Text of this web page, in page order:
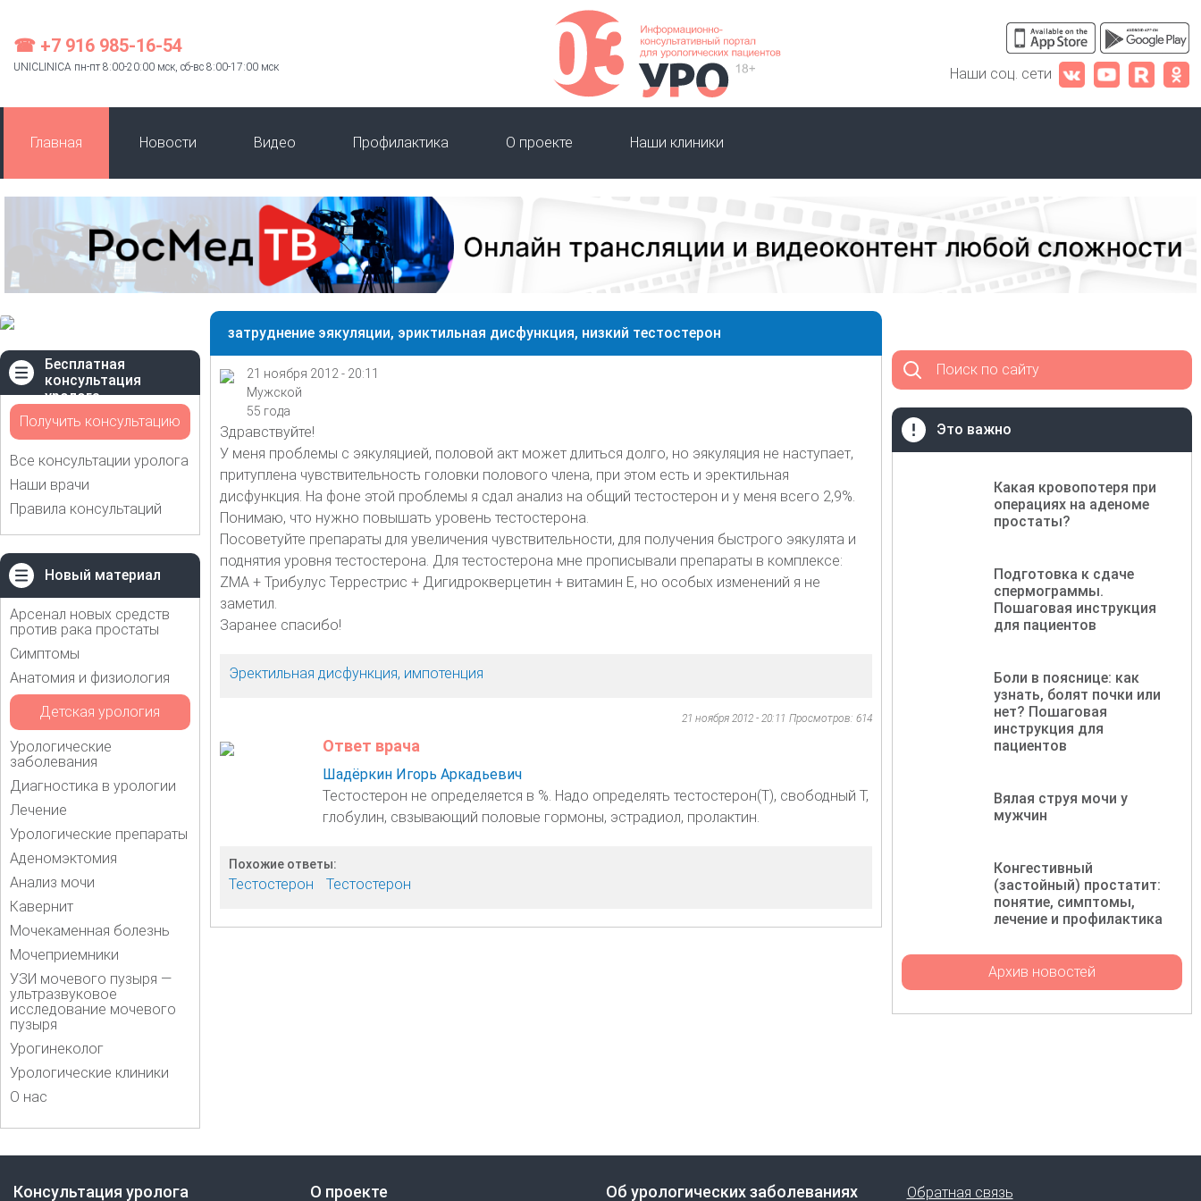
☎ +7 916 985-16-54
UNICLINICA пн-пт 8:00-20:00 мск, сб-вс 8:00-17:00 мск Наши соц. сети
Главная Новости Видео Профилактика О проекте Наши клиники
Бесплатная
консультация
уролога
Получить консультацию
Все консультации уролога
Наши врачи
Правила консультаций
Новый материал
Арсенал новых средств
против рака простаты
Симптомы
Анатомия и физиология
Детская урология
Урологические
заболевания
Диагностика в урологии
Лечение
Урологические препараты
Аденомэктомия
Анализ мочи
Кавернит
Мочекаменная болезнь
Мочеприемники
УЗИ мочевого пузыря —
ультразвуковое
исследование мочевого
пузыря
Урогинеколог
Урологические клиники
О нас
затруднение эякуляции, эриктильная дисфункция, низкий тестостерон
21 ноября 2012 - 20:11
Мужской
55 года
Здравствуйте!
У меня проблемы с эякуляцией, половой акт может длиться долго, но эякуляция не наступает,
притуплена чувствительность головки полового члена, при этом есть и эректильная
дисфункция. На фоне этой проблемы я сдал анализ на общий тестостерон и у меня всего 2,9%.
Понимаю, что нужно повышать уровень тестостерона.
Посоветуйте препараты для увеличения чувствительности, для получения быстрого эякулята и
поднятия уровня тестостерона. Для тестостерона мне прописывали препараты в комплексе:
ZMA + Трибулус Террестрис + Дигидрокверцетин + витамин Е, но особых изменений я не
заметил.
Заранее спасибо!
Эректильная дисфункция, импотенция
21 ноября 2012 - 20:11 Просмотров: 614
Ответ врача
Шадёркин Игорь Аркадьевич
Тестостерон не определяется в %. Надо определять тестостерон(Т), свободный Т,
глобулин, свзывающий половые гормоны, эстрадиол, пролактин.
Похожие ответы:
Тестостерон Тестостерон
Поиск по сайту
Это важно
Какая кровопотеря при
операциях на аденоме
простаты?
Подготовка к сдаче
спермограммы.
Пошаговая инструкция
для пациентов
Боли в пояснице: как
узнать, болят почки или
нет? Пошаговая
инструкция для
пациентов
Вялая струя мочи у
мужчин
Конгестивный
(застойный) простатит:
понятие, симптомы,
лечение и профилактика
Архив новостей
Консультация уролога О проекте Об урологических заболеваниях Обратная связь